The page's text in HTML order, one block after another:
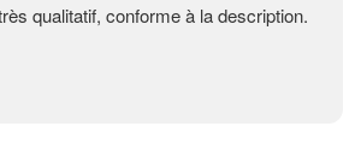
qualitatif, conforme à la description.